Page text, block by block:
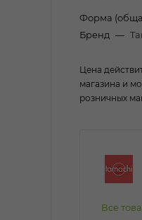
Форма
Бренд —
Цена
магазина и
розничных
Все